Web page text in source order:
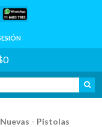
- Pistolas